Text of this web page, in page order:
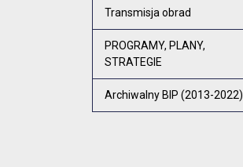
Transmisja obrad
PROGRAMY, PLANY,
STRATEGIE
Archiwalny BIP (2013-2022)